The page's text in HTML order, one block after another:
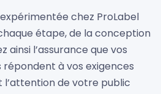
chez ProLabel
étape, de la conception
ainsi l’assurance que vos
à vos exigences
de votre public